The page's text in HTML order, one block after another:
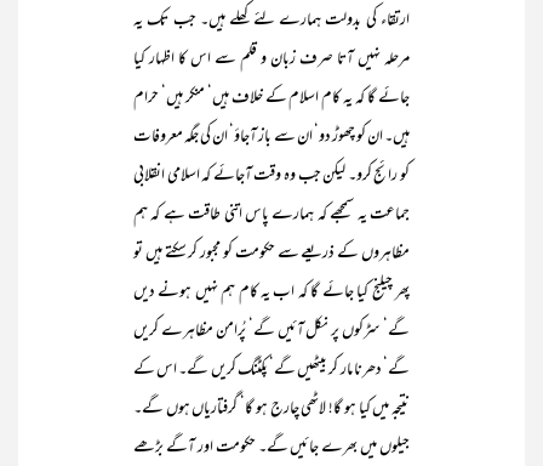
ارتقاء کی بدولت ہمارے لئے کھلے ہیں۔ جب تک یہ
مرحلہ نہیں آتا صرف زبان و قلم سے اس کا اظہار کیا
جائے گا کہ یہ کام اسلام کے خلاف ہیں‘ منکر ہیں‘ حرام
ہیں۔ ان کو چھوڑ دو‘ ان سے باز آجاؤ‘ ان کی جگہ معروفات
کو رائج کرو۔ لیکن جب وہ وقت آجائے کہ اسلامی انقلابی
جماعت یہ سمجھے کہ ہمارے پاس اتنی طاقت ہے کہ ہم
مظاہروں کے ذریعے سے حکومت کو مجبور کر سکتے ہیں تو
پھر چیلنج کیا جائے گا کہ اب یہ کام ہم نہیں ہونے دیں
گے‘ سڑکوں پر نکل آئیں گے‘ پُرامن مظاہرے کریں
گے‘ دھرنا مار کر بیٹھیں گے‘ پکٹنگ کریں گے۔ اس کے
نتیجہ میں کیا ہو گا! لاٹھی چارج ہو گا‘ گرفتاریاں ہوں گے۔
جیلوں میں بھرے جائیں گے۔ حکومت اور آگے بڑھے